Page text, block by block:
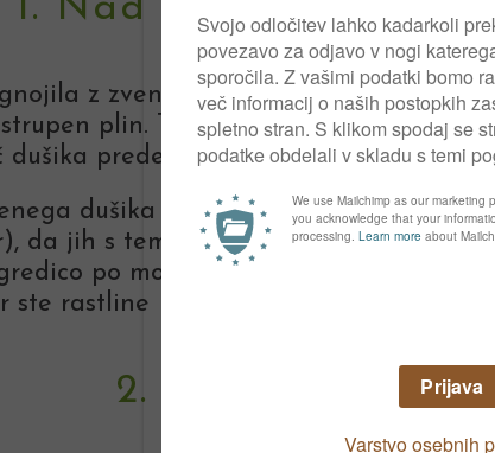
1. Nad strune z
z zvenečimi trgovskimi imeni, ki
plin. Ta deluje negativno na
predelale v listno maso, zato se
dušika dobro pripravimo. Kjer je
da jih s tem iztrebimo. Sicer
po možnosti tudi prekrijemo. Na
ste rastline že pognojili, potem ne
2. Granulati, ki